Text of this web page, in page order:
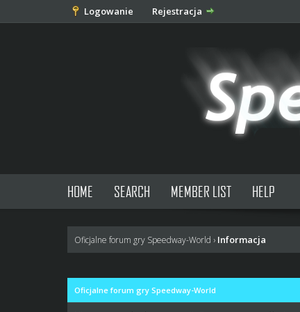
Logowanie Rejestracja
HOME SEARCH MEMBER LIST HELP
Oficjalne forum gry Speedway-World › Informacja
Oficjalne forum gry Speedway-World